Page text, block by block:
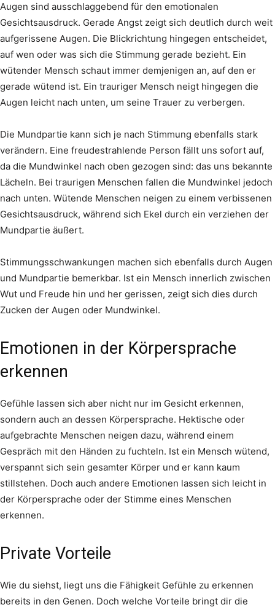
Augen sind ausschlaggebend für den emotionalen
Gesichtsausdruck. Gerade Angst zeigt sich deutlich durch weit
aufgerissene Augen. Die Blickrichtung hingegen entscheidet,
auf wen oder was sich die Stimmung gerade bezieht. Ein
wütender Mensch schaut immer demjenigen an, auf den er
gerade wütend ist. Ein trauriger Mensch neigt hingegen die
Augen leicht nach unten, um seine Trauer zu verbergen.
Die Mundpartie kann sich je nach Stimmung ebenfalls stark
verändern. Eine freudestrahlende Person fällt uns sofort auf,
da die Mundwinkel nach oben gezogen sind: das uns bekannte
Lächeln. Bei traurigen Menschen fallen die Mundwinkel jedoch
nach unten. Wütende Menschen neigen zu einem verbissenen
Gesichtsausdruck, während sich Ekel durch ein verziehen der
Mundpartie äußert.
Stimmungsschwankungen machen sich ebenfalls durch Augen
und Mundpartie bemerkbar. Ist ein Mensch innerlich zwischen
Wut und Freude hin und her gerissen, zeigt sich dies durch
Zucken der Augen oder Mundwinkel.
Emotionen in der Körpersprache
erkennen
Gefühle lassen sich aber nicht nur im Gesicht erkennen,
sondern auch an dessen Körpersprache. Hektische oder
aufgebrachte Menschen neigen dazu, während einem
Gespräch mit den Händen zu fuchteln. Ist ein Mensch wütend,
verspannt sich sein gesamter Körper und er kann kaum
stillstehen. Doch auch andere Emotionen lassen sich leicht in
der Körpersprache oder der Stimme eines Menschen
erkennen.
Private Vorteile
Wie du siehst, liegt uns die Fähigkeit Gefühle zu erkennen
bereits in den Genen. Doch welche Vorteile bringt dir die